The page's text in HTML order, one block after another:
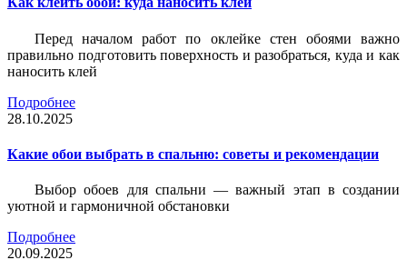
Перед началом работ по оклейке стен обоями важно
правильно подготовить поверхность и разобраться, куда и как
наносить клей
Подробнее
28.10.2025
Какие обои выбрать в спальню: советы и рекомендации
Выбор обоев для спальни — важный этап в создании
уютной и гармоничной обстановки
Подробнее
20.09.2025